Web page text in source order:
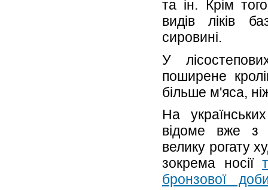
та ін. Крім
видів ліків
сировині.
У
поширене
більше м'яса,
На
відоме вже
велику рогату
зокрема носії
бронзової